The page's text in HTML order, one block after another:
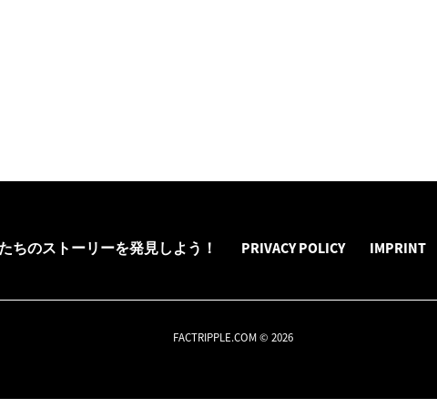
ちのストーリーを発見しよう！ PRIVACY POLICY IMPRINT
FACTRIPPLE.COM © 2026